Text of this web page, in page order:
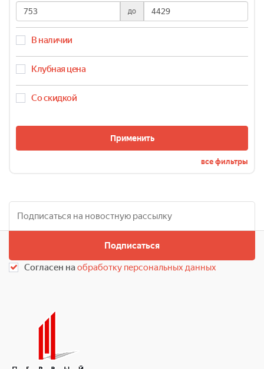
до
В наличии
Клубная цена
Со скидкой
Применить
все фильтры
Подписаться
Согласен наобработку персональных данных